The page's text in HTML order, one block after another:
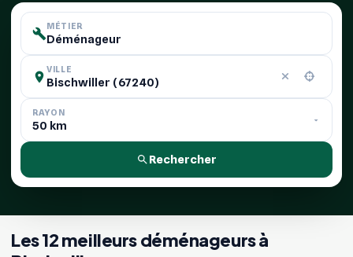
MÉTIER
VILLE
RAYON
Rechercher
Les 12 meilleurs déménageurs à